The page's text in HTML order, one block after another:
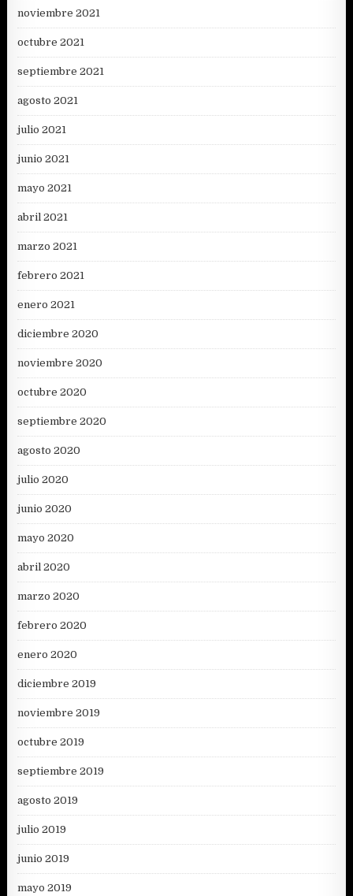
noviembre 2021
octubre 2021
septiembre 2021
agosto 2021
julio 2021
junio 2021
mayo 2021
abril 2021
marzo 2021
febrero 2021
enero 2021
diciembre 2020
noviembre 2020
octubre 2020
septiembre 2020
agosto 2020
julio 2020
junio 2020
mayo 2020
abril 2020
marzo 2020
febrero 2020
enero 2020
diciembre 2019
noviembre 2019
octubre 2019
septiembre 2019
agosto 2019
julio 2019
junio 2019
mayo 2019